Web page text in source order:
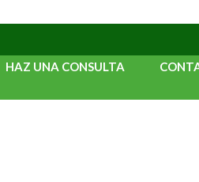
HAZ UNA CONSULTA